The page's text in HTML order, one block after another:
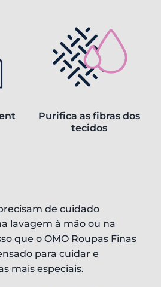
Purifica as fibras dos
tecidos
de cuidado
lavagem à mão ou na
que o OMO Roupas Finas
para cuidar e
mais especiais.